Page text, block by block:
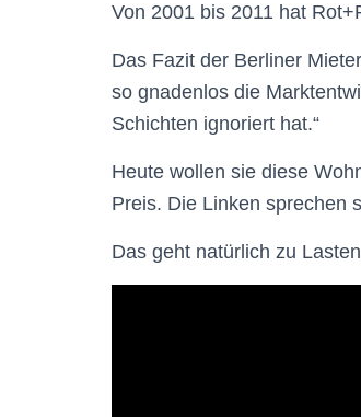
Von 2001 bis 2011 hat
Das Fazit der Berliner
so gnadenlos die
Schichten ignoriert hat.“
Heute wollen sie diese
Preis. Die Linken sprechen
Das geht natürlich zu